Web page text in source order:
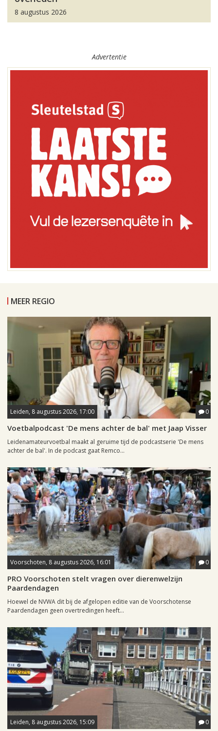
8 augustus 2026
Advertentie
MEER REGIO
Leiden, 8 augustus 2026, 17:00 0
Voetbalpodcast 'De mens achter de bal' met Jaap Visser
Leidenamateurvoetbal maakt al geruime tijd de podcastserie 'De mens
achter de bal'. In de podcast gaat Remco...
Voorschoten, 8 augustus 2026, 16:01 0
PRO Voorschoten stelt vragen over dierenwelzijn
Paardendagen
Hoewel de NVWA dit bij de afgelopen editie van de Voorschotense
Paardendagen geen overtredingen heeft...
Leiden, 8 augustus 2026, 15:09 0